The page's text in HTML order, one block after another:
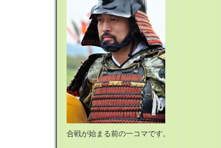
合戦が始まる前の一コマです。